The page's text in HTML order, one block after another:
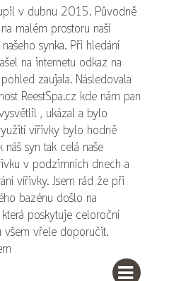
v dubnu 2015. Původně
malém prostoru naší
synka. Při hledání
na internetu odkaz na
zaujala. Následovala
ReestSpa.cz kde nám pan
, ukázal a bylo
vířivky bylo hodně
syn tak celá naše
v podzimních dnech a
vířivky. Jsem rád že při
bazénu došlo na
poskytuje celoroční
všem vřele doporučit.